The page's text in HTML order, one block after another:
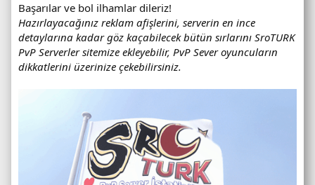
Başarılar ve bol ilhamlar dileriz!
Hazırlayacağınız reklam afişlerini, serverin en ince
detaylarına kadar göz kaçabilecek bütün sırlarını SroTURK
PvP Serverler sitemize ekleyebilir, PvP Sever oyuncuların
dikkatlerini üzerinize çekebilirsiniz.